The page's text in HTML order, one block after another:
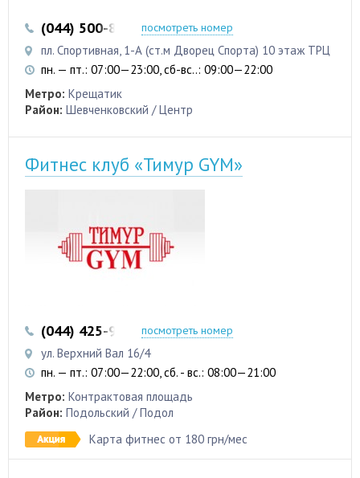
(044) 500-83-38 (050) 337-88-94
посмотреть номер
пл. Спортивная, 1-А (ст.м Дворец Спорта) 10 этаж ТРЦ
пн. — пт.: 07:00—23:00, сб-вс..: 09:00—22:00
Метро: Крещатик
Район: Шевченковский / Центр
Фитнес клуб «Тимур GYM»
(044) 425-91-99 (093) 361-47-37
посмотреть номер
ул. Верхний Вал 16/4
пн. — пт.: 07:00—22:00, сб. - вс.: 08:00—21:00
Метро: Контрактовая площадь
Район: Подольский / Подол
Карта фитнес от 180 грн/мес